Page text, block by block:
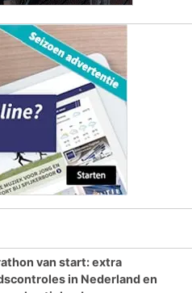
van start: extra
in Nederland en